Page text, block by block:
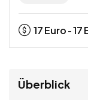
17Euro -17
Überblick